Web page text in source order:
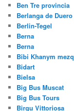
Ben Tre provincia
Berlanga de Duero
Berlin-Tegel
Berna
Berna
Bibi Khanym
Bidart
Bielsa
Big Bus Muscat
Big Bus Tours
Birgu Vittoriosa